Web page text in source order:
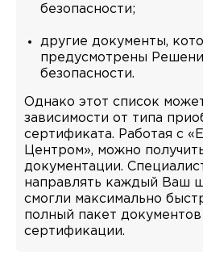
безопасности;
другие документы,
предусмотрены
безопасности.
Однако этот список
зависимости от типа
сертификата. Работая с
Центром», можно
документации.
направлять каждый Ваш
смогли максимально
полный пакет
сертификации.